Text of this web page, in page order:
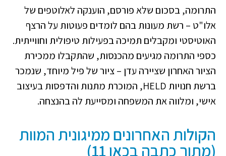
התרומה, בסכום שלא פורסם, הוענקה לאלוטפים של
אלו"ט – רשת מעונות בהם לומדים פעוטות על הרצף
האוטיסטי ומקבלים תמיכה בפעילות טיפולית וחווייתית.
כספי התרומה מגיעים מהכנסות, שהתקבלו ממכירת
הציור האחרון שציירה עדן – ציור של פיל מיוחד, שנמכר
ברשת חנויות HELD, המוכרת מתנות והדפסות בעיצוב
אישי, ומלווה את המשפחה ומסייעת לה בהנצחה.
הקולות האחרונים ממיגונית המוות
(מתוך כתבה בכאן 11)